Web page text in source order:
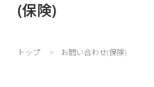
(保険)
トップ お問い合わせ(保険)